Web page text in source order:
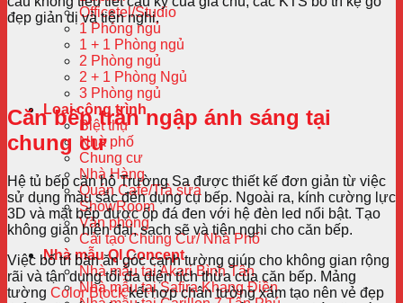
Officetel/Studio
1 Phòng ngủ
1 + 1 Phòng ngủ
2 Phòng ngủ
2 + 1 Phòng Ngủ
3 Phòng ngủ
Loại công trình
Biệt thự
Nhà phố
Chung cư
Nhà Hàng
Quán Cafe/Trà sữa
ShowRoom
Văn phòng
Cải tạo Chung Cư/ Nhà Phố
Nhà mẫu QI Concept
Nhà mẫu tại Akari Bình Tân
Nhà mẫu tại Safira Khang Điền
đẹp giản dị và tiện nghi.
Căn bếp tràn ngập ánh sáng tại
chung cư
Hệ tủ bếp căn hộ Trường Sa được thiết kế đơn giản từ việc
sử dụng màu sắc đến dụng cụ bếp. Ngoài ra, kính cường lực
3D và mặt bếp được ốp đá đen với hệ đèn led nổi bật. Tạo
không gian hiện đại, sạch sẽ và tiện nghi cho căn bếp.
Việc bố trí bàn ăn góc cạnh tường giúp cho không gian rộng
rãi và tận dụng tối đa diện tích thừa của căn bếp. Mảng
tường Color Blockkết hợp chân tường xám tạo nên vẻ đẹp